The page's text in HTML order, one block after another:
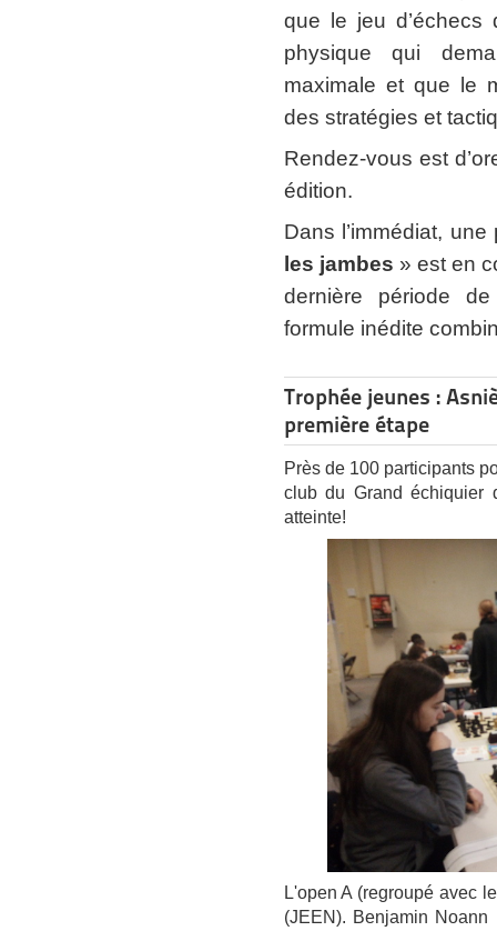
que le jeu d’échecs
physique qui
maximale et que le
des stratégies et
Rendez-vous est
édition.
Dans l’immédiat,
les jambes » est en
dernière période
formule inédite
Trophée jeunes :
première étape
Près de 100 participants
club du Grand échiquier
atteinte!
L'open A (regroupé avec
(JEEN). Benjamin